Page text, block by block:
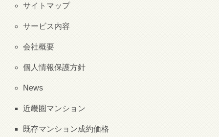
サイトマップ
サービス内容
会社概要
個人情報保護方針
News
近畿圏マンション
既存マンション成約価格